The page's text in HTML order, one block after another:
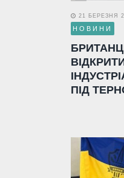
21 БЕРЕЗНЯ
НОВИНИ
ПІД